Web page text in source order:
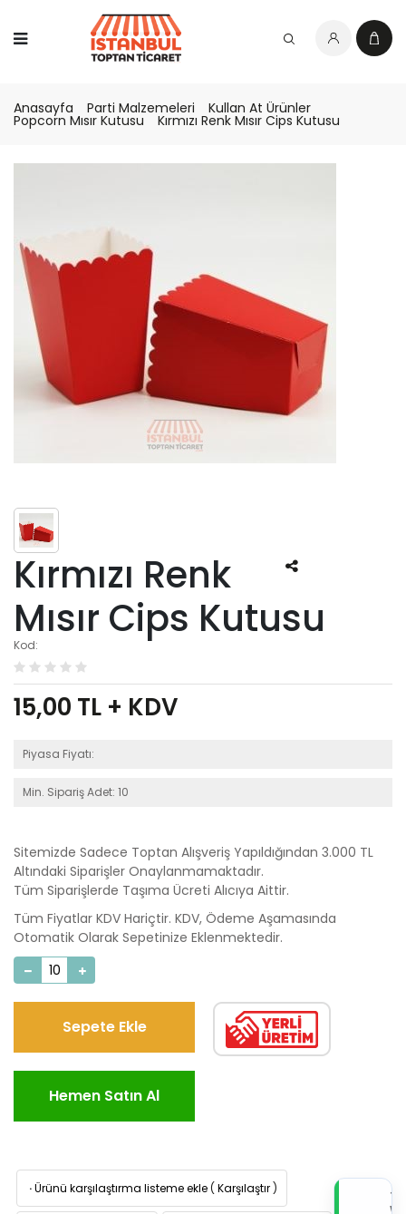
Anasayfa Parti Malzemeleri Kullan At Ürünler
Popcorn Mısır Kutusu Kırmızı Renk Mısır Cips Kutusu
Kırmızı Renk
Mısır Cips Kutusu
Kod:
15,00 TL + KDV
Piyasa Fiyatı:
Min. Sipariş Adet: 10
Sitemizde Sadece Toptan Alışveriş Yapıldığından 3.000 TL
Altındaki Siparişler Onaylanmamaktadır.
Tüm Siparişlerde Taşıma Ücreti Alıcıya Aittir.
Tüm Fiyatlar KDV Hariçtir. KDV, Ödeme Aşamasında
Otomatik Olarak Sepetinize Eklenmektedir.
Sepete Ekle
Hemen Satın Al
·Ürünü karşılaştırma listeme ekle ( Karşılaştır )